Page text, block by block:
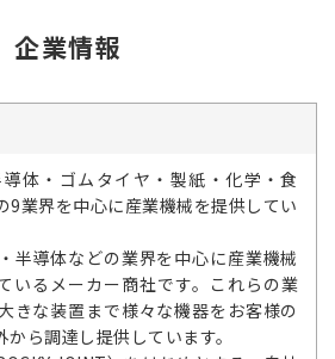
企業情報
導体・ゴムタイヤ・製紙・化学・食
9業界を中心に産業機械を提供してい
半導体などの業界を中心に産業機械
いるメーカー商社です。これらの業
きな装置まで様々な機器をお客様の
ら調達し提供しています。